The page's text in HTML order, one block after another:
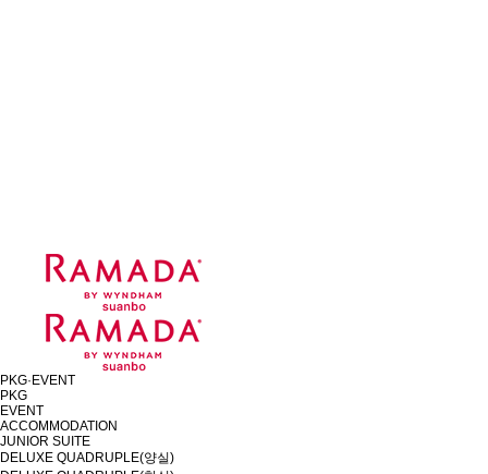
PKG·EVENT
PKG
EVENT
ACCOMMODATION
JUNIOR SUITE
DELUXE QUADRUPLE(양실)